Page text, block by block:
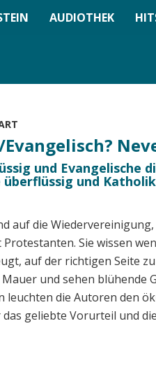
AUDIOTHEK
und Evangelische
überflüssig und
auf die
Sie wissen
auf der richtigen Seite
und sehen blühende
die Autoren den
geliebte Vorurteil und